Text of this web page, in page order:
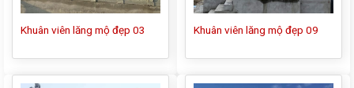
Khuân viên lăng mộ đẹp 03 Khuân viên lăng mộ đẹp 09